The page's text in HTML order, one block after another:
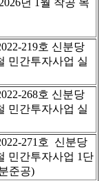
년 1월 착공 목
219호 신분당
민간투자사업 실
268호 신분당
민간투자사업 실
271호 신분당
민간투자사업 1단
준공)